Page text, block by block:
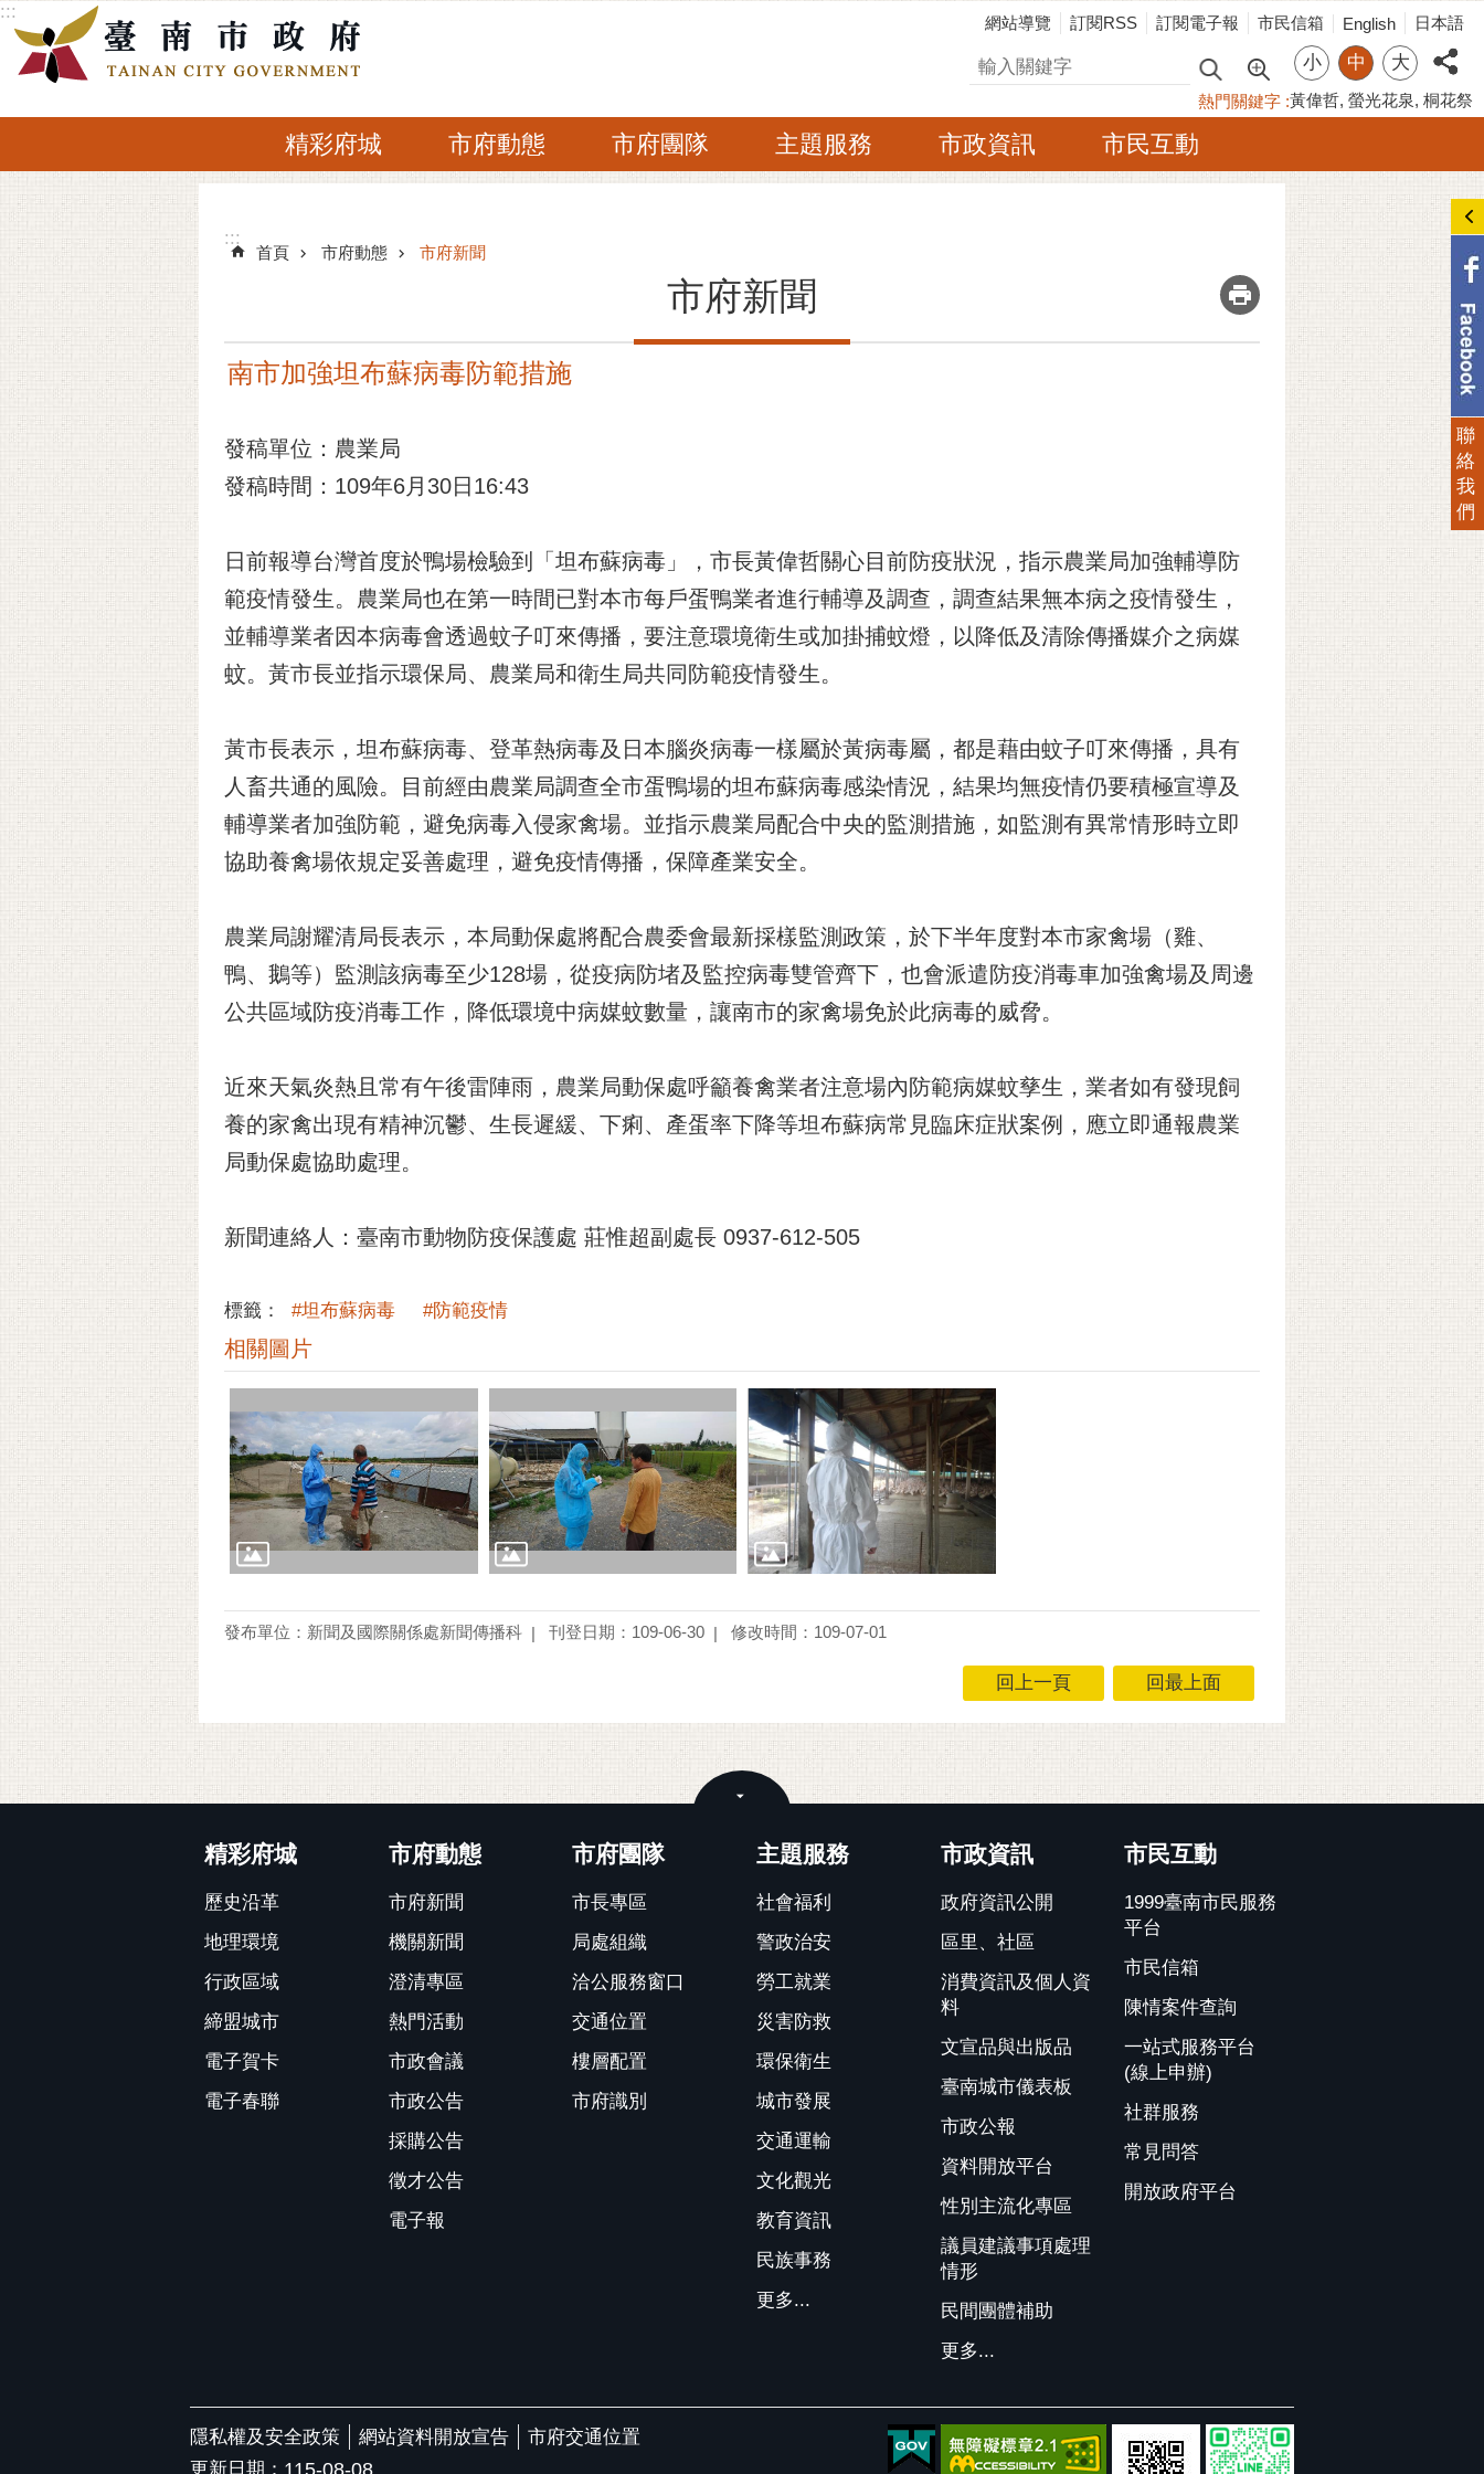
跳到主要內容區塊
:::
網站導覽 訂閱RSS 訂閱電子報 市民信箱 English 日本語
搜尋 小 中 大
熱門關鍵字 黃偉哲 螢光花泉 桐花祭
精彩府城 市府動態 市府團隊 主題服務 市政資訊 市民互動
:::
:::
首頁 市府動態 市府新聞
市府新聞 _
南市加強坦布蘇病毒防範措施
發稿單位：農業局
發稿時間：109年6月30日16:43
日前報導台灣首度於鴨場檢驗到「坦布蘇病毒」，市長黃偉哲關心目前防疫狀況，指示農業局加強輔導防
範疫情發生。農業局也在第一時間已對本市每戶蛋鴨業者進行輔導及調查，調查結果無本病之疫情發生，
並輔導業者因本病毒會透過蚊子叮來傳播，要注意環境衛生或加掛捕蚊燈，以降低及清除傳播媒介之病媒
蚊。黃市長並指示環保局、農業局和衛生局共同防範疫情發生。
黃市長表示，坦布蘇病毒、登革熱病毒及日本腦炎病毒一樣屬於黃病毒屬，都是藉由蚊子叮來傳播，具有
人畜共通的風險。目前經由農業局調查全市蛋鴨場的坦布蘇病毒感染情況，結果均無疫情仍要積極宣導及
輔導業者加強防範，避免病毒入侵家禽場。並指示農業局配合中央的監測措施，如監測有異常情形時立即
協助養禽場依規定妥善處理，避免疫情傳播，保障產業安全。
農業局謝耀清局長表示，本局動保處將配合農委會最新採樣監測政策，於下半年度對本市家禽場（雞、
鴨、鵝等）監測該病毒至少128場，從疫病防堵及監控病毒雙管齊下，也會派遣防疫消毒車加強禽場及周邊
公共區域防疫消毒工作，降低環境中病媒蚊數量，讓南市的家禽場免於此病毒的威脅。
近來天氣炎熱且常有午後雷陣雨，農業局動保處呼籲養禽業者注意場內防範病媒蚊孳生，業者如有發現飼
養的家禽出現有精神沉鬱、生長遲緩、下痢、產蛋率下降等坦布蘇病常見臨床症狀案例，應立即通報農業
局動保處協助處理。
新聞連絡人：臺南市動物防疫保護處 莊惟超副處長 0937-612-505
標籤： #坦布蘇病毒 #防範疫情
相關圖片
發布單位：新聞及國際關係處新聞傳播科 刊登日期：109-06-30 修改時間：109-07-01
回上一頁 回最上面
精彩府城
歷史沿革
地理環境
行政區域
締盟城市
電子賀卡
電子春聯
市府動態
市府新聞
機關新聞
澄清專區
熱門活動
市政會議
市政公告
採購公告
徵才公告
電子報
市府團隊
市長專區
局處組織
洽公服務窗口
交通位置
樓層配置
市府識別
主題服務
社會福利
警政治安
勞工就業
災害防救
環保衛生
城市發展
交通運輸
文化觀光
教育資訊
民族事務
更多...
市政資訊
政府資訊公開
區里、社區
消費資訊及個人資
料
文宣品與出版品
臺南城市儀表板
市政公報
資料開放平台
性別主流化專區
議員建議事項處理
情形
民間團體補助
更多...
市民互動
1999臺南市民服務
平台
市民信箱
陳情案件查詢
一站式服務平台
(線上申辦)
社群服務
常見問答
開放政府平台
隱私權及安全政策 網站資料開放宣告
市府交通位置
更新日期：
聯
絡
我
們